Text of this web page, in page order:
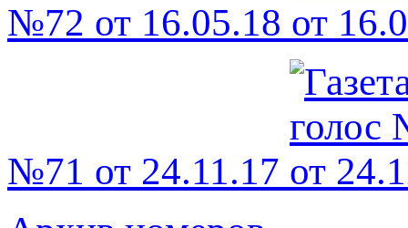
№72 от 16.05.18
№71 от 24.11.17